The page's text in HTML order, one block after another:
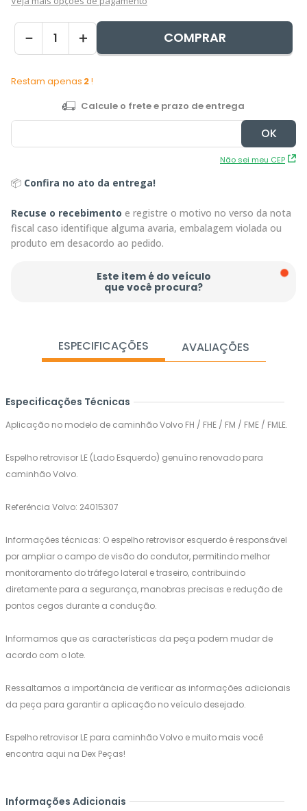
＋
－ COMPRAR
Restam apenas 2!
Não sei meu CEP
📦 Confira no ato da entrega!
Recuse o recebimento e registre o motivo no verso da nota
fiscal caso identifique alguma avaria, embalagem violada ou
produto em desacordo ao pedido.
Este item é do veículo
que você procura?
ESPECIFICAÇÕES AVALIAÇÕES
Especificações Técnicas
Aplicação no modelo de caminhão Volvo FH / FHE / FM / FME / FMLE.
Espelho retrovisor LE (Lado Esquerdo) genuíno renovado para
caminhão Volvo.
Referência Volvo: 24015307
Informações técnicas: O espelho retrovisor esquerdo é responsável
por ampliar o campo de visão do condutor, permitindo melhor
monitoramento do tráfego lateral e traseiro, contribuindo
diretamente para a segurança, manobras precisas e redução de
pontos cegos durante a condução.
Informamos que as características da peça podem mudar de
acordo com o lote.
Ressaltamos a importância de verificar as informações adicionais
da peça para garantir a aplicação no veículo desejado.
Espelho retrovisor LE para caminhão Volvo e muito mais você
encontra aqui na Dex Peças!
Informações Adicionais